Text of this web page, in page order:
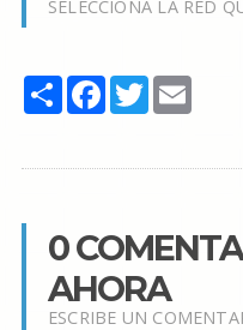
SELECCIONA LA RED
Share Facebook
TwitterEmail
0
AHORA
ESCRIBE UN